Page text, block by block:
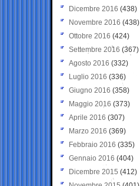
Dicembre 2016 (438)
Novembre 2016 (438)
Ottobre 2016 (424)
Settembre 2016 (367)
Agosto 2016 (332)
Luglio 2016 (336)
Giugno 2016 (358)
Maggio 2016 (373)
Aprile 2016 (307)
Marzo 2016 (369)
Febbraio 2016 (335)
Gennaio 2016 (404)
Dicembre 2015 (412)